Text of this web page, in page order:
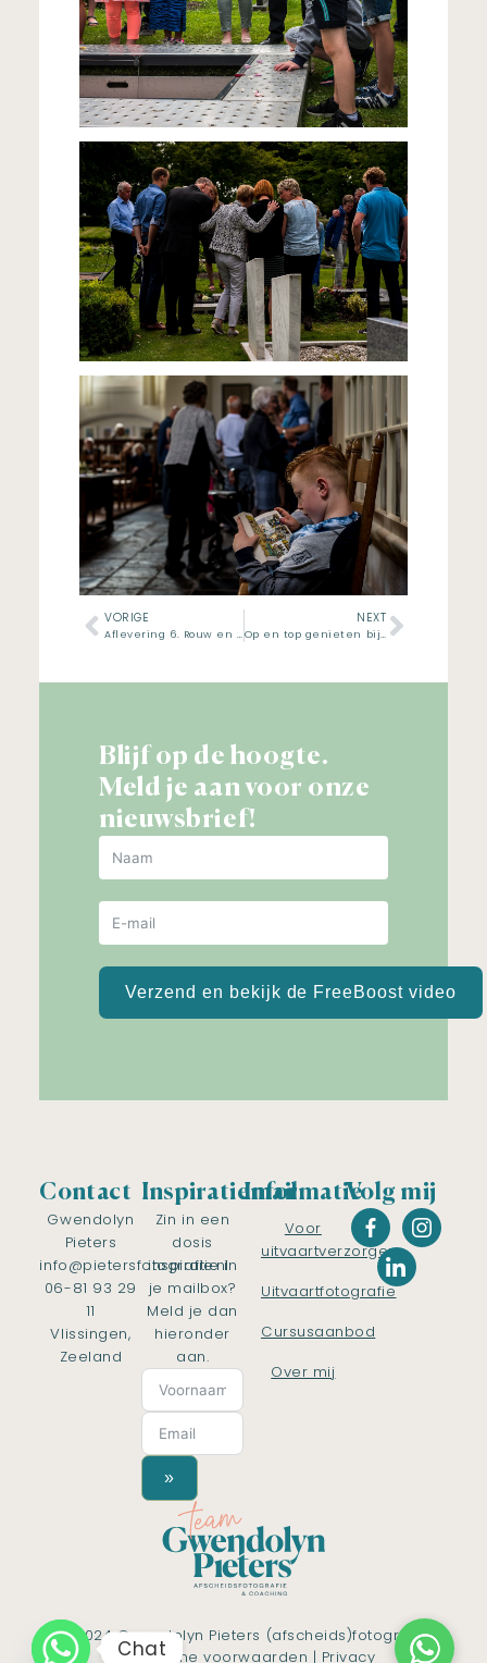
VORIGE
Aflevering 6. Rouw en relaties
NEXT
Op en top genieten bij het Kaslokaal
Blijf op de hoogte.
Meld je aan voor onze
nieuwsbrief!
Verzend en bekijk de FreeBoost video
Contact
Gwendolyn
Pieters
info@pietersfotografie.nl
06-81 93 29
11
Vlissingen,
Zeeland
Inspiratiemail
Zin in een
dosis
inspiratie in
je mailbox?
Meld je dan
hieronder
aan.
»
Informatie
Voor
uitvaartverzorgers
Uitvaartfotografie
Cursusaanbod
Over mij
Volg mij
© 2024 Gwendolyn Pieters (afscheids)fotografie
|Algemene voorwaarden | Privacy
Chat